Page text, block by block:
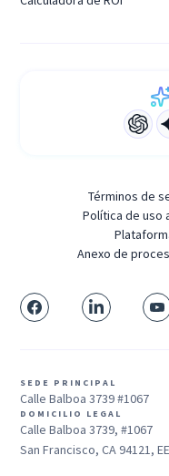
Términos de
Política de uso
Anexo de
SEDE PRINCIPAL
Calle Balboa 3739 #1067
DOMICILIO LEGAL
Calle Balboa 3739, #1067
San Francisco, CA 94121,